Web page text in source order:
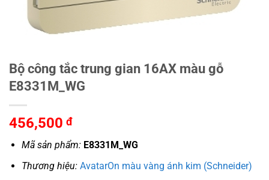
Bộ công tắc trung gian 16AX màu gỗ
E8331M_WG
456,500 đ
Mã sản phẩm: E8331M_WG
Thương hiệu: AvatarOn màu vàng ánh kim (Schneider)